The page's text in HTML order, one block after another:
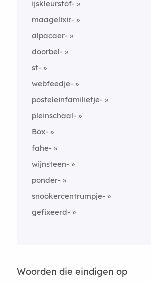
ijskleurstof-
maagelixir-
alpacaer-
doorbel-
st-
webfeedje-
posteleinfamilietje-
pleinschaal-
Box-
fahe-
wijnsteen-
ponder-
snookercentrumpje-
gefixeerd-
Woorden die eindigen op